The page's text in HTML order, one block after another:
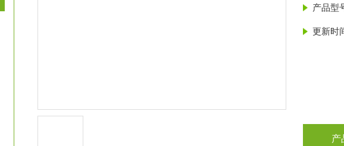
产品型
更新时
产